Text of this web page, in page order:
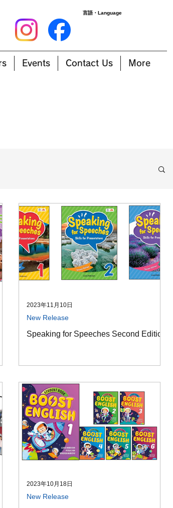
言語・Language
Events Contact Us More
Speaking for Speeches Second Edition
New Release
2023年11月10日
New Release
2023年10月18日